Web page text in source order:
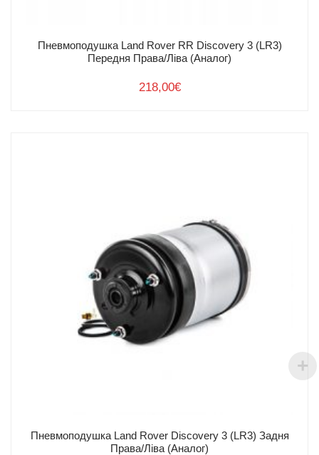
Пневмоподушка Land Rover RR Discovery 3 (LR3)
Передня Права/Ліва (Аналог)
218,00€
Пневмоподушка Land Rover Discovery 3 (LR3) Задня
Права/Ліва (Аналог)